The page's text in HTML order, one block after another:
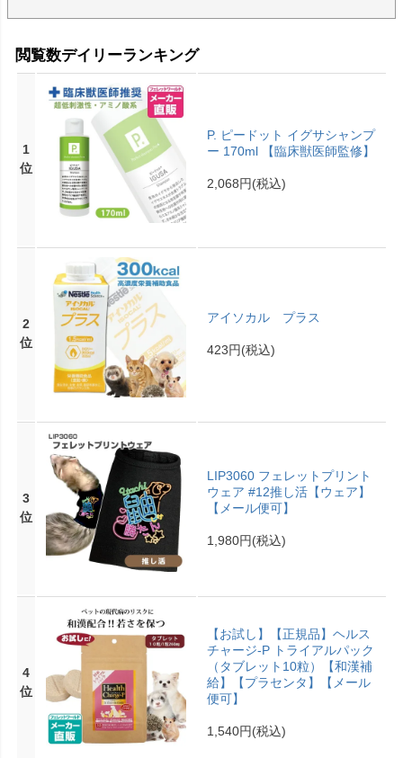
閲覧数デイリーランキング
1
位
P. ピードット イグサシャンプ
ー 170ml 【臨床獣医師監修】
2,068円(税込)
2
位
アイソカル プラス
423円(税込)
3
位
LIP3060 フェレットプリント
ウェア #12推し活【ウェア】
【メール便可】
1,980円(税込)
4
位
【お試し】【正規品】ヘルス
チャージ-P トライアルパック
（タブレット10粒）【和漢補
給】【プラセンタ】【メール
便可】
1,540円(税込)